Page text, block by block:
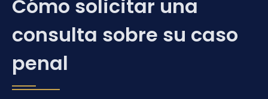
Cómo solicitar una
consulta sobre su caso
penal